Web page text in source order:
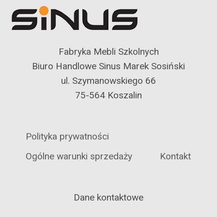
Fabryka Mebli Szkolnych
Biuro Handlowe Sinus Marek Sosiński
ul. Szymanowskiego 66
75-564 Koszalin
Polityka prywatności
Ogólne warunki sprzedaży
Kontakt
Dane kontaktowe